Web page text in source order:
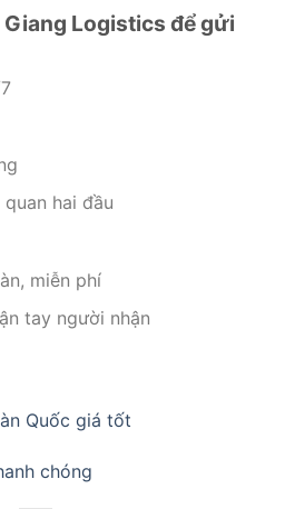
Logistics để gửi
hai đầu
miễn phí
tay người nhận
Quốc giá tốt
chóng